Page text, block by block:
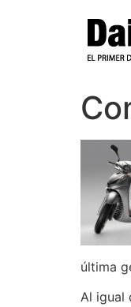
última
Al igual